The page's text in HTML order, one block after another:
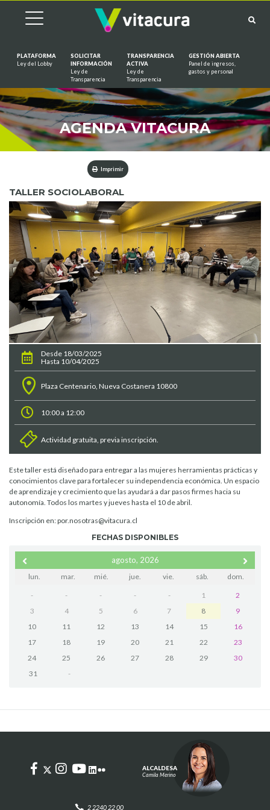
PLATAFORMA
Ley del Lobby
SOLICITAR
INFORMACIÓN
Ley de
Transparencia
TRANSPARENCIA
ACTIVA
Ley de
Transparencia
GESTIÓN ABIERTA
Panel de ingresos,
gastos y personal
AGENDA VITACURA
Imprimir
TALLER SOCIOLABORAL
Desde 18/03/2025
Hasta 10/04/2025
Plaza Centenario, Nueva Costanera 10800
10:00 a 12:00
Actividad gratuita, previa inscripción.
Este taller está diseñado para entregar a las mujeres herramientas prácticas y
conocimientos clave para fortalecer su independencia económica. Un espacio
de aprendizaje y crecimiento que las ayudará a dar pasos firmes hacia su
autonomía­. Todos los martes y jueves hasta el 10 de abril.
Inscripción en: por.nosotras@vitacura.cl
FECHAS DISPONIBLES
agosto, 2026
lun. mar. mié. jue. vie. sáb. dom.
- - - - - 1
2
3
4 5 6 7 8
9
10
11 12 13 14 15
16
17
18 19 20 21 22
23
24
25 26 27 28 29
30
31
-
2 2240 22 00
ALCALDESA
Camila Merino